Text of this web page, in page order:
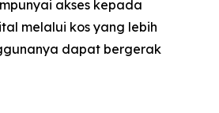
akses kepada
melalui kos yang lebih
dapat bergerak